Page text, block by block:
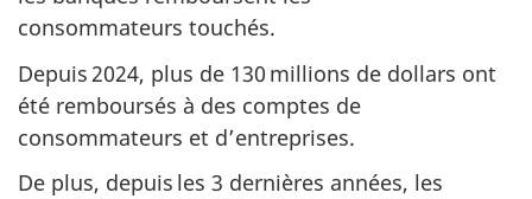
consommateurs touchés.
Depuis 2024, plus de 130 millions de dollars ont
été remboursés à des comptes de
consommateurs et d’entreprises.
De plus, depuis les 3 dernières années, les